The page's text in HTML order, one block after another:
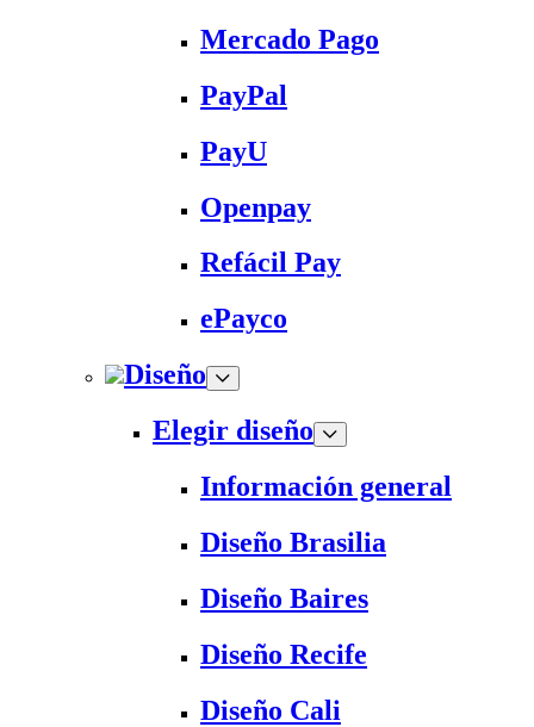
Mercado Pago
PayPal
PayU
Openpay
Refácil Pay
ePayco
Diseño
Elegir diseño
Información general
Diseño Brasilia
Diseño Baires
Diseño Recife
Diseño Cali